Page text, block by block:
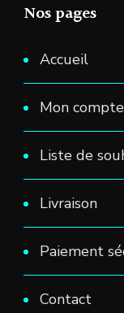
Nos pages
Accueil
Mon compte
Liste de
Livraison
Paiement
Contact